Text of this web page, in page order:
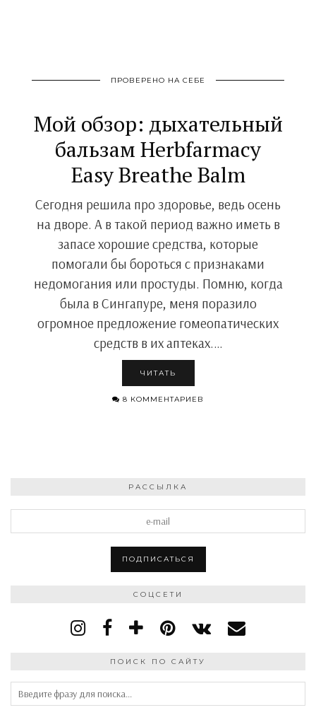
ПРОВЕРЕНО НА СЕБЕ
Мой обзор: дыхательный
бальзам Herbfarmacy
Easy Breathe Balm
Сегодня решила про здоровье, ведь осень
на дворе. А в такой период важно иметь в
запасе хорошие средства, которые
помогали бы бороться с признаками
недомогания или простуды. Помню, когда
была в Сингапуре, меня поразило
огромное предложение гомеопатических
средств в их аптеках.…
ЧИТАТЬ
8 КОММЕНТАРИЕВ
РАССЫЛКА
СОЦСЕТИ
ПОИСК ПО САЙТУ